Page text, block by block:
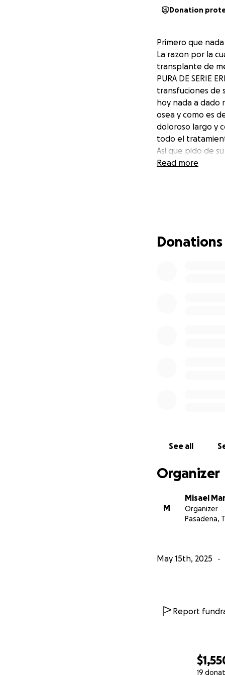
19
Donation
Primero que
La razon por la
transplante de
PURA DE SERIE
transfuciones de
hoy nada a dado
osea y como es
doloroso largo y
todo el
Asi que pido de
muchas gracias.
Read more
Donations
See all
Organizer
M
Misael
Organizer
Pasadena,
May 15th, 2025
Report